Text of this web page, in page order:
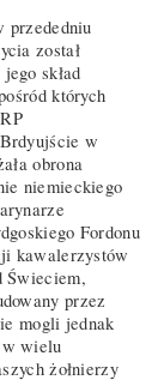
przededniu
został
skład
których
w
obrona
niemieckiego
Fordonu
kawalerzystów
Świeciem,
przez
mogli jednak
wielu
żołnierzy